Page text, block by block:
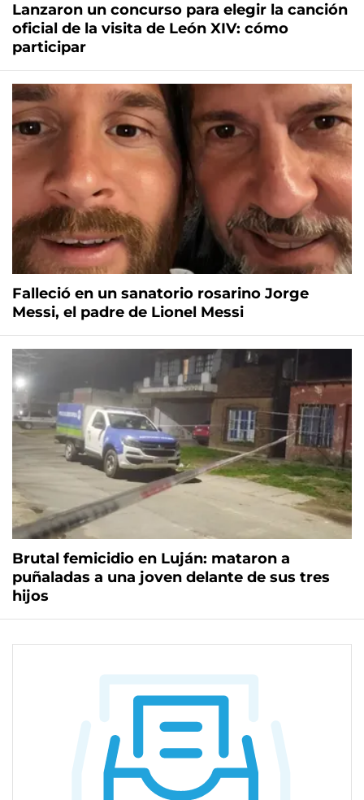
Lanzaron un concurso para elegir la canción
oficial de la visita de León XIV: cómo
participar
Falleció en un sanatorio rosarino Jorge
Messi, el padre de Lionel Messi
Brutal femicidio en Luján: mataron a
puñaladas a una joven delante de sus tres
hijos